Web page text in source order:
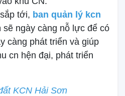
tới, ban quản lý kcn
sẽ ngày càng nỗ lực để có
càng phát triển và giúp
cn hện đại, phát triển
KCN Hải Sơn